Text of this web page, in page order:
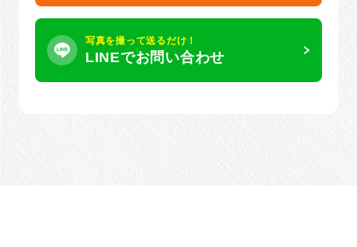
写真を撮って送るだけ！
LINEでお問い合わせ